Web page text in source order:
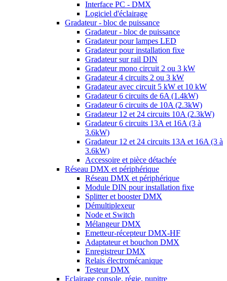
Interface PC - DMX
Logiciel d'éclairage
Gradateur - bloc de puissance
Gradateur - bloc de puissance
Gradateur pour lampes LED
Gradateur pour installation fixe
Gradateur sur rail DIN
Gradateur mono circuit 2 ou 3 kW
Gradateur 4 circuits 2 ou 3 kW
Gradateur avec circuit 5 kW et 10 kW
Gradateur 6 circuits de 6A (1.4kW)
Gradateur 6 circuits de 10A (2.3kW)
Gradateur 12 et 24 circuits 10A (2.3kW)
Gradateur 6 circuits 13A et 16A (3 à
3.6kW)
Gradateur 12 et 24 circuits 13A et 16A (3 à
3.6kW)
Accessoire et pièce détachée
Réseau DMX et périphérique
Réseau DMX et périphérique
Module DIN pour installation fixe
Splitter et booster DMX
Démultiplexeur
Node et Switch
Mélangeur DMX
Emetteur-récepteur DMX-HF
Adaptateur et bouchon DMX
Enregistreur DMX
Relais électromécanique
Testeur DMX
Eclairage console, régie, pupitre